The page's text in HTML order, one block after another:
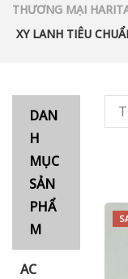
THƯƠNG MẠI
XY LANH TIÊU
DAN
H
MỤC
SẢN
PHẨ
M
AC